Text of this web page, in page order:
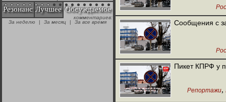
"Аркадий Коц" на
эгалите-фесте "Не
Резонанс Лучшее Обсуждаемое
комментариев:
За неделю
| За месяц | За все время Сообщения с
Пикет КПРФ у
Репортажи,